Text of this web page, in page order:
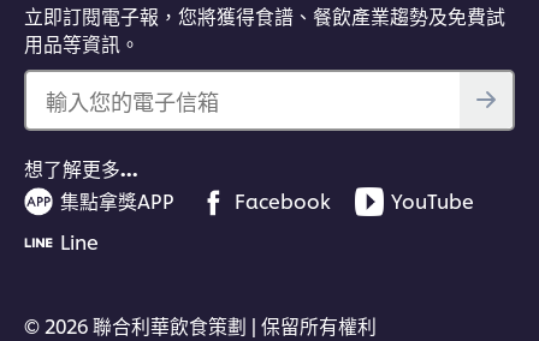
立即訂閱電子報，您將獲得食譜、餐飲產業趨勢及免費試
用品等資訊。
輸入您的電子信箱
想了解更多…
集點拿獎APP
Facebook
YouTube
Line
© 2026 聯合利華飲食策劃 | 保留所有權利